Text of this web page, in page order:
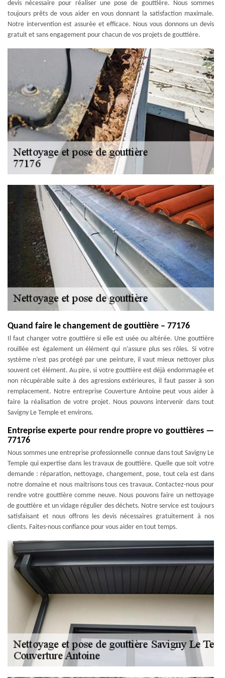
devis nécessaire pour réaliser une pose de gouttière. Nous sommes
toujours prêts de vous aider en vous donnant la satisfaction maximale.
Notre intervention est assurée et efficace. Nous vous donnons un devis
gratuit et sans engagement pour chacun de vos projets de gouttière.
Quand faire le changement de gouttière – 77176
Il faut changer votre gouttière si elle est usée ou altérée. Une gouttière
rouillée est également un élément qui n’assure plus ses rôles. Si votre
système n’est pas protégé par une peinture, il vaut mieux nettoyer plus
souvent cet élément. Au pire, si votre gouttière est déjà endommagée et
non récupérable suite à des agressions extérieures, il faut passer à son
remplacement. Notre entreprise Couverture Antoine peut vous aider à
faire la réalisation de votre projet. Nous pouvons intervenir dans tout
Savigny Le Temple et environs.
Entreprise experte pour rendre propre vo gouttières —
77176
Nous sommes une entreprise professionnelle connue dans tout Savigny Le
Temple qui expertise dans les travaux de gouttière. Quelle que soit votre
demande : réparation, nettoyage, changement, pose, tout cela est dans
notre domaine et nous maitrisons tous ces travaux. Contactez-nous pour
rendre votre gouttière comme neuve. Nous pouvons faire un nettoyage
de gouttière et un vidage régulier des déchets. Notre service est toujours
satisfaisant et nous offrons les devis nécessaires gratuitement à nos
clients. Faites-nous confiance pour vous aider en tout temps.